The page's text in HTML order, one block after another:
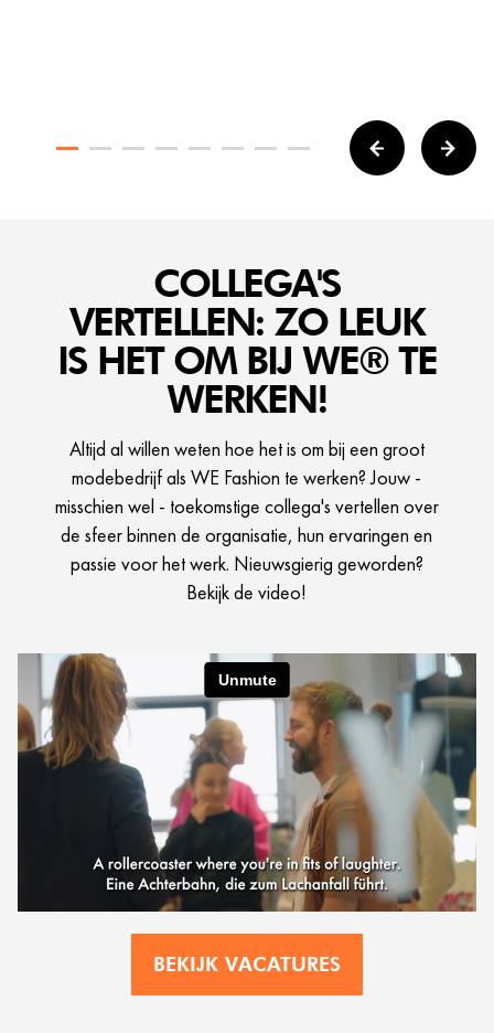
COLLEGA'S
VERTELLEN: ZO LEUK
IS HET OM BIJ WE® TE
WERKEN!
Altijd al willen weten hoe het is om bij een groot
modebedrijf als WE Fashion te werken? Jouw -
misschien wel - toekomstige collega's vertellen over
de sfeer binnen de organisatie, hun ervaringen en
passie voor het werk. Nieuwsgierig geworden?
Bekijk de video!
BEKIJK VACATURES